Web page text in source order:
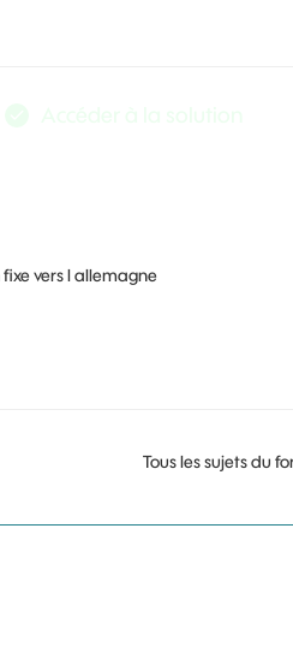
vers l allemagne
Tous les sujets du